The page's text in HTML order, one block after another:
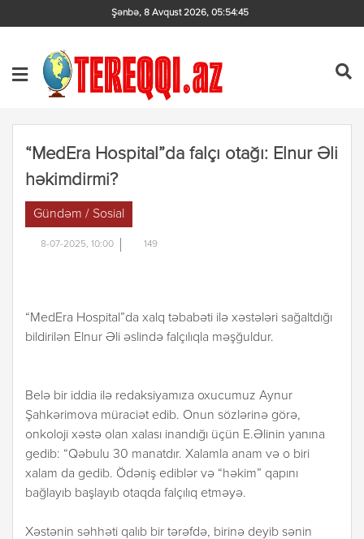
Şənbə, 8 Avqust 2026, 05:54:45
“MedEra Hospital”da falçı otağı: Elnur Əli
həkimdirmi?
Gündəm / Sosial
8-07-2025, 10:00 149
“MedEra Hospital”da xalq təbabəti ilə xəstələri sağaltdığı
bildirilən Elnur Əli əslində falçılıqla məşğuldur.
Belə bir iddia ilə redaksiyamıza oxucumuz Aynur
Şahkərimova müraciət edib. Onun sözlərinə görə,
onkoloji xəstə olan xalası inandığı üçün E.Əlinin yanına
gedib: “Qəbulu 30 manatdır. Xalamla anam və o biri
xalam da gedib. Ödəniş ediblər və “həkim” qapını
bağlayıb başlayıb otaqda falçılıq etməyə.
Xəstənin səhhəti qalıb bir tərəfdə, birinə deyib sənin